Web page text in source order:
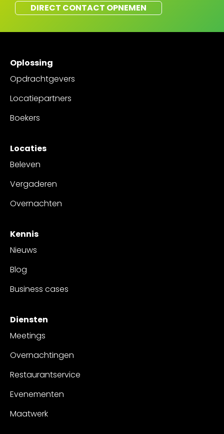
DIRECT CONTACT OPNEMEN
Oplossing
Opdrachtgevers
Locatiepartners
Boekers
Locaties
Beleven
Vergaderen
Overnachten
Kennis
Nieuws
Blog
Business cases
Diensten
Meetings
Overnachtingen
Restaurantservice
Evenementen
Maatwerk